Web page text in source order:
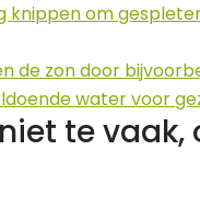
knippen om
de zon door
water voor
te